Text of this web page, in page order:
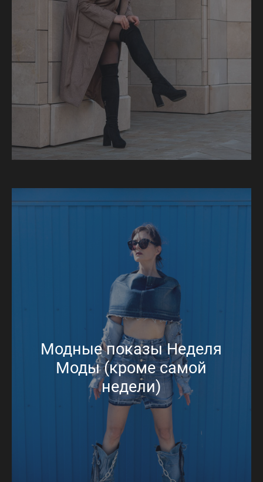
Модные показы Неделя
Моды (кроме самой
недели)